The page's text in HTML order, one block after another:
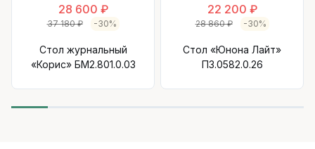
28 600 ₽
37 180 ₽ -30%
Стол журнальный
«Корис» БМ2.801.0.03
22 200 ₽
28 860 ₽ -30%
Стол «Юнона Лайт»
П3.0582.0.26